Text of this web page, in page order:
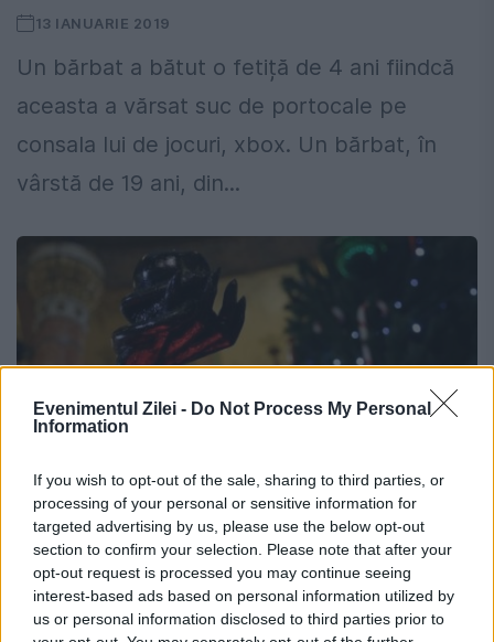
Evenimentul Zilei - Do Not Process My Personal
Information
If you wish to opt-out of the sale, sharing to third parties, or
processing of your personal or sensitive information for
targeted advertising by us, please use the below opt-out
section to confirm your selection. Please note that after your
opt-out request is processed you may continue seeing
interest-based ads based on personal information utilized by
us or personal information disclosed to third parties prior to
13 IANUARIE 2019
Un bărbat a bătut o fetiță de 4 ani fiindcă
aceasta a vărsat suc de portocale pe
consala lui de jocuri, xbox. Un bărbat, în
vârstă de 19 ani, din...
Statul Illinois îl primește pe Satan
lângă Pomul de Crăciun
17 DECEMBRIE 2018